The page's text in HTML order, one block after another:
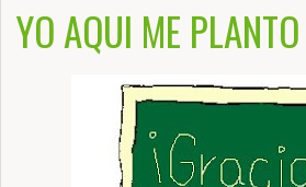
YO AQUI ME PLANTO